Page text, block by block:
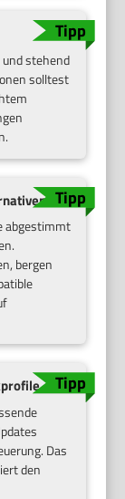
stehend
solltest
abgestimmt
bergen
Das
den